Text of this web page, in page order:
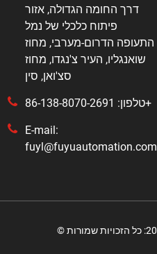
דרך החומה הגדולה, אזור
פיתוח כלכלי של נמל
התעופה הדרום-מערבי, מחוז
שואנגליו, העיר צ'נגדו, מחוז
סצ'ואן, סין
טלפון: 86-138-8070-2691+
E-mail:
fuyl@fuyuautomation.com